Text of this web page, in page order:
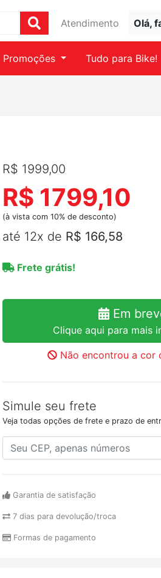
Atendimento Olá,
Promoções Tudo para Bike!
R$ 1999,00
R$ 1799,10
(à vista com 10% de desconto)
até 12x de R$ 166,58
Frete grátis!
Em
Clique aqui para mais
Não encontrou a cor
Simule seu frete
Veja todas opções de frete e prazo de
Garantia de satisfação
7 dias para devolução/troca
Formas de pagamento